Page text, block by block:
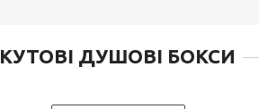
КУТОВІ ДУШОВІ БОКСИ